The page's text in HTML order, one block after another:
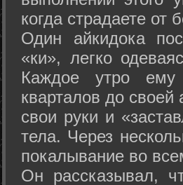
когда страдаете от
Один айкидока
«ки», легко
Каждое утро ему
кварталов до своей
свои руки и
тела. Через
покалывание во
Он рассказывал,